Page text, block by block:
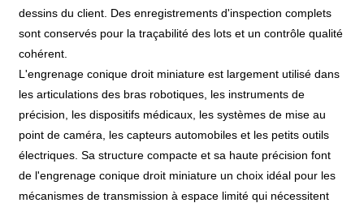
dessins du client. Des enregistrements d'inspection complets
sont conservés pour la traçabilité des lots et un contrôle qualité
cohérent.
L'engrenage conique droit miniature est largement utilisé dans
les articulations des bras robotiques, les instruments de
précision, les dispositifs médicaux, les systèmes de mise au
point de caméra, les capteurs automobiles et les petits outils
électriques. Sa structure compacte et sa haute précision font
de l'engrenage conique droit miniature un choix idéal pour les
mécanismes de transmission à espace limité qui nécessitent